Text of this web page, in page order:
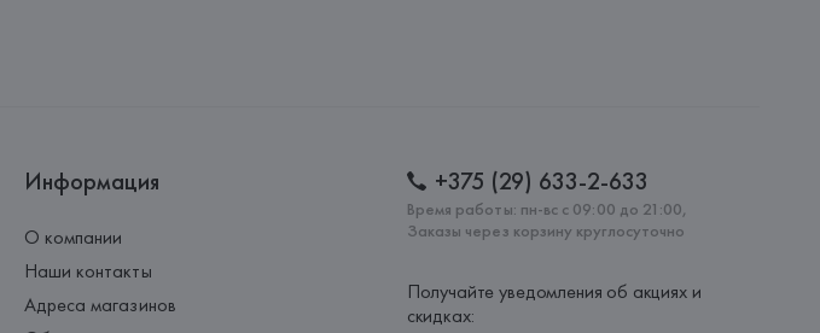
Информация
О компании
Наши контакты
Адреса магазинов
+375 (29) 633-2-633
Время работы: пн-вс с 09:00 до 21:00,
Заказы через корзину круглосуточно
Получайте уведомления об акциях и
скидках: